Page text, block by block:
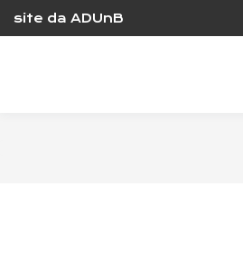
content
site da ADUnB